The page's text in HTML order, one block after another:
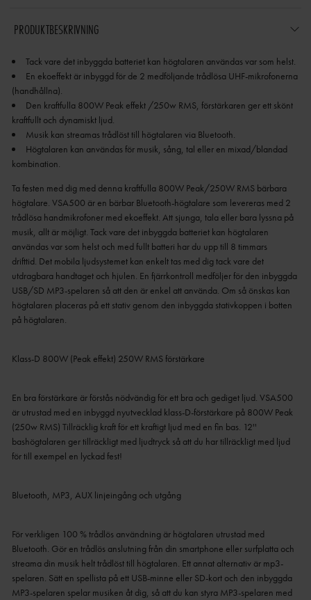
PRODUKTBESKRIVNING
En ekoeffekt är inbyggd för de 2 medföljande trådlösa UHF-mikrofonerna
Den kraftfulla 800W Peak effekt /250w RMS, förstärkaren ger ett skönt
Högtalaren kan användas för musik, sång, tal eller en mixad/blandad
kombination.
Ta festen med dig med denna kraftfulla 800W Peak/250W RMS bärbara
högtalare. VSA500 är en bärbar Bluetooth-högtalare som levereras med 2
trådlösa handmikrofoner med ekoeffekt. Att sjunga, tala eller bara lyssna på
musik, allt är möjligt. Tack vare det inbyggda batteriet kan högtalaren
användas var som helst och med fullt batteri har du upp till 8 timmars
drifttid. Det mobila ljudsystemet kan enkelt tas med dig tack vare det
utdragbara handtaget och hjulen. En fjärrkontroll medföljer för den inbyggda
USB/SD MP3-spelaren så att den är enkel att använda. Om så önskas kan
högtalaren placeras på ett stativ genom den inbyggda stativkoppen i botten
på högtalaren.
Klass-D 800W (Peak effekt) 250W RMS förstärkare
En bra förstärkare är förstås nödvändig för ett bra och gediget ljud. VSA500
är utrustad med en inbyggd nyutvecklad klass-D-förstärkare på 800W Peak
(250w RMS) Tillräcklig kraft för ett kraftigt ljud med en fin bas. 12''
bashögtalaren ger tillräckligt med ljudtryck så att du har tillräckligt med ljud
för till exempel en lyckad fest!
Bluetooth, MP3, AUX linjeingång och utgång
För verkligen 100 % trådlös användning är högtalaren utrustad med
Bluetooth. Gör en trådlös anslutning från din smartphone eller surfplatta och
streama din musik helt trådlöst till högtalaren. Ett annat alternativ är mp3-
spelaren. Sätt en spellista på ett USB-minne eller SD-kort och den inbyggda
MP3-spelaren spelar musiken åt dig, så att du kan styra MP3-spelaren med